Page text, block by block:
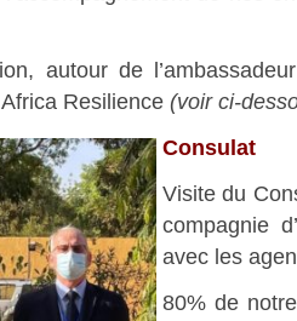
autour de
Africa Resilience (voir ci-
Consulat
Visite du
compagnie d’
avec les
80% de